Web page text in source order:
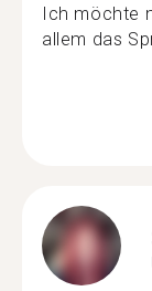
Ich möchte
allem das